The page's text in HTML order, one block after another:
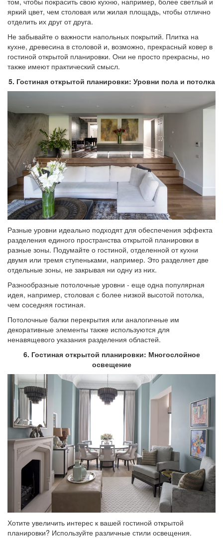
яркий цвет, чем столовая или жилая площадь, чтобы отлично
отделить их друг от друга.
Не забывайте о важности напольных покрытий. Плитка на
кухне, древесина в столовой и, возможно, прекрасный ковер в
гостиной открытой планировки. Они не просто прекрасны, но
также имеют практический смысл.
5. Гостиная открытой планировки: Уровни пола и потолка
Разные уровни идеально подходят для обеспечения эффекта
разделения единого пространства открытой планировки в
разные зоны. Подумайте о гостиной, отделенной от кухни
двумя или тремя ступеньками, например. Это разделяет две
отдельные зоны, не закрывая ни одну из них.
Разнообразные потолочные уровни - еще одна популярная
идея, например, столовая с более низкой высотой потолка,
чем соседняя гостиная.
Потолочные балки перекрытия или аналогичные им
декоративные элементы также используются для
ненавящевого указания разделения областей.
6. Гостиная открытой планировки: Многослойное
освещение
Хотите увеличить интерес к вашей гостиной открытой
планировки? Используйте различные стили освещения.